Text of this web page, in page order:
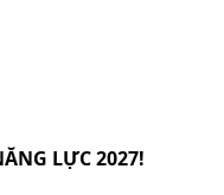
LỰC 2027!